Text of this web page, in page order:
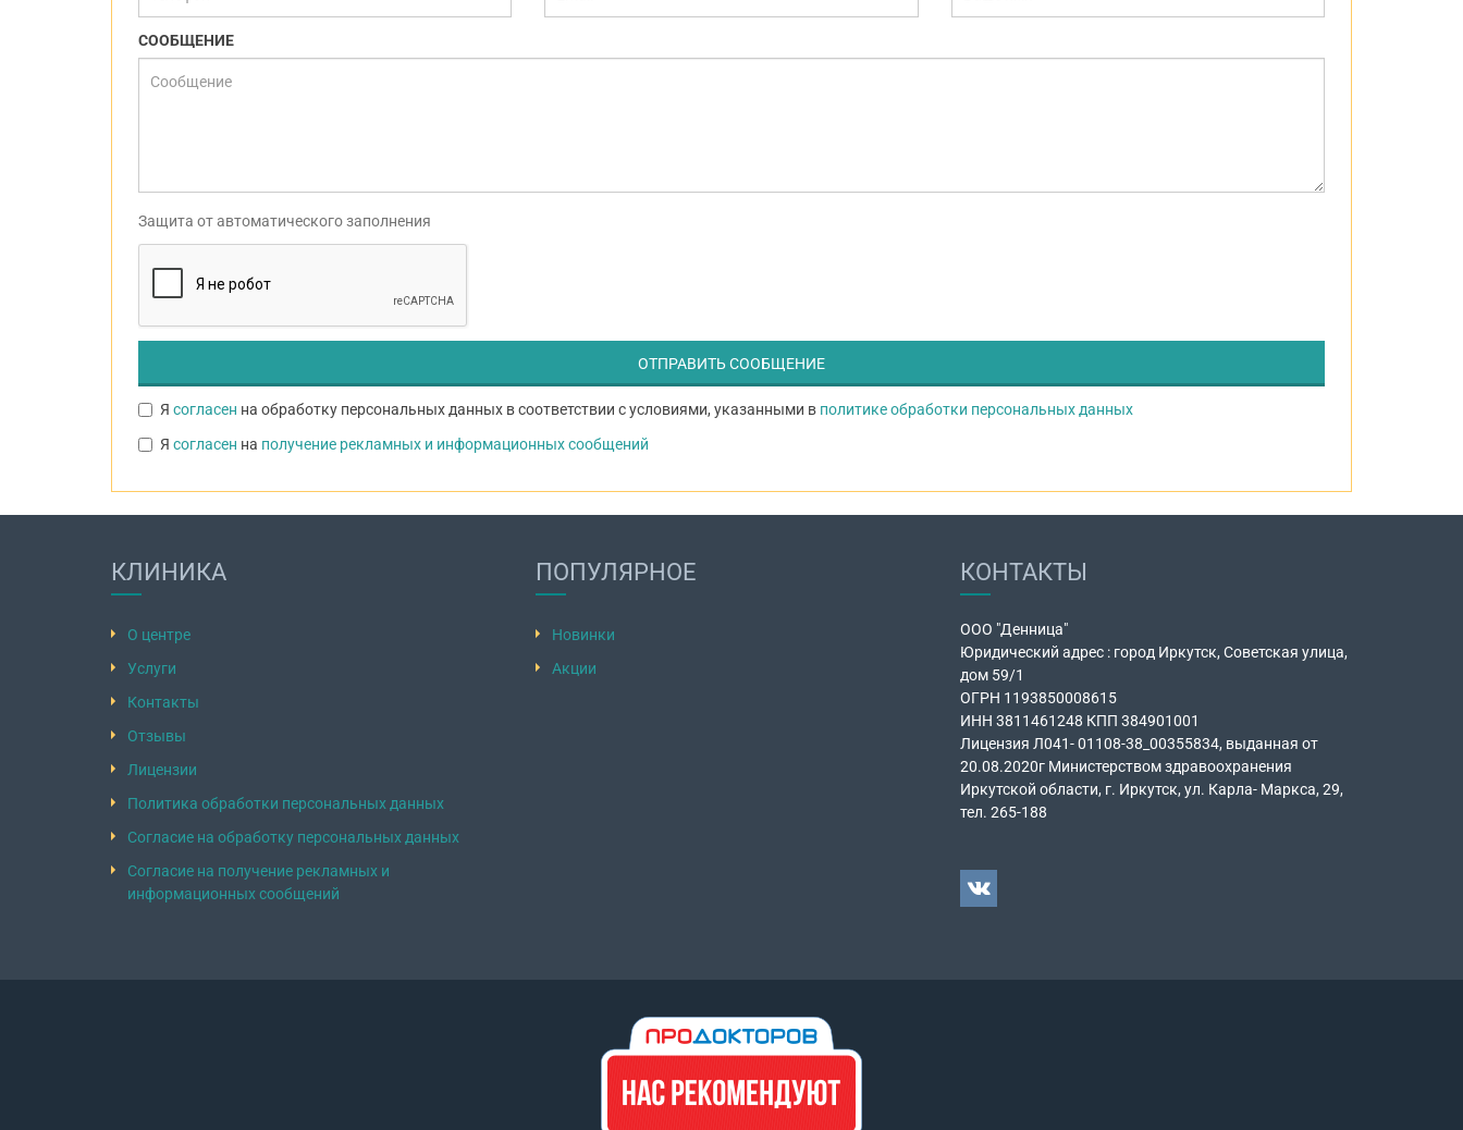
СООБЩЕНИЕ
Защита от автоматического заполнения
Я согласен на обработку персональных данных в соответствии с условиями, указанными в политике обработки персональных данных
Я согласен на получение рекламных и информационных сообщений
КЛИНИКА
О центре
Услуги
Контакты
Отзывы
Лицензии
Политика обработки персональных данных
Согласие на обработку персональных данных
Согласие на получение рекламных и
информационных сообщений
ПОПУЛЯРНОЕ
Новинки
Акции
КОНТАКТЫ
ООО "Денница"
Юридический адрес : город Иркутск, Советская улица,
дом 59/1
ОГРН 1193850008615
ИНН 3811461248 КПП 384901001
Лицензия Л041- 01108-38_00355834, выданная от
20.08.2020г Министерством здравоохранения
Иркутской области, г. Иркутск, ул. Карла- Маркса, 29,
тел. 265-188